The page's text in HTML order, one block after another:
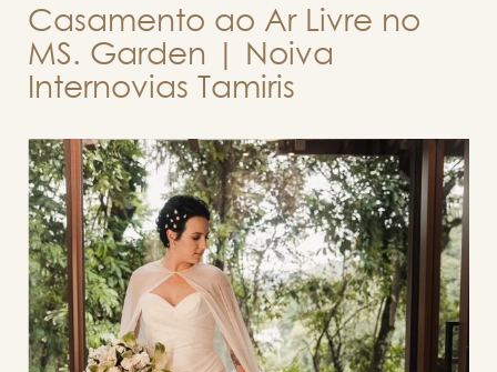
Casamento ao Ar Livre no
MS. Garden | Noiva
Internovias Tamiris